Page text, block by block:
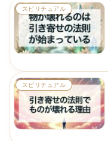
スピリチュアル
スピリチュアル